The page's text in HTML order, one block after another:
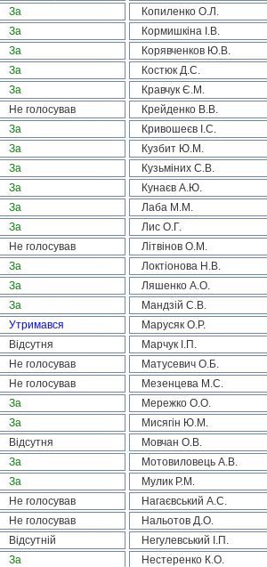
За Копиленко О.Л.
За Кормишкіна І.В.
За Корявченков Ю.В.
За Костюк Д.С.
За Кравчук Є.М.
Не голосував Крейденко В.В.
За Кривошеєв І.С.
За Кузбит Ю.М.
За Кузьміних С.В.
За Кунаєв А.Ю.
За Лаба М.М.
За Лис О.Г.
Не голосував Літвінов О.М.
За Локтіонова Н.В.
За Ляшенко А.О.
За Мандзій С.В.
Утримався Марусяк О.Р.
Відсутня Марчук І.П.
Не голосував Матусевич О.Б.
Не голосував Мезенцева М.С.
За Мережко О.О.
За Мисягін Ю.М.
Відсутня Мовчан О.В.
За Мотовиловець А.В.
За Мулик Р.М.
Не голосував Нагаєвський А.С.
Не голосував Нальотов Д.О.
Відсутній Негулевський І.П.
За Нестеренко К.О.